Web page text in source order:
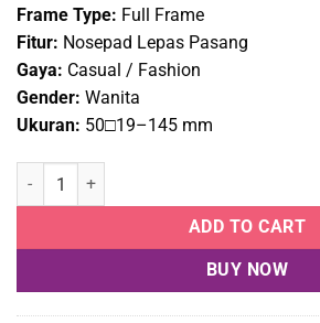
Frame Type: Full Frame
Fitur: Nosepad Lepas Pasang
Gaya: Casual / Fashion
Gender: Wanita
Ukuran: 50□19–145 mm
Frame Kacamata Wanita YOURS ID 1205
ADD TO CART
BUY NOW